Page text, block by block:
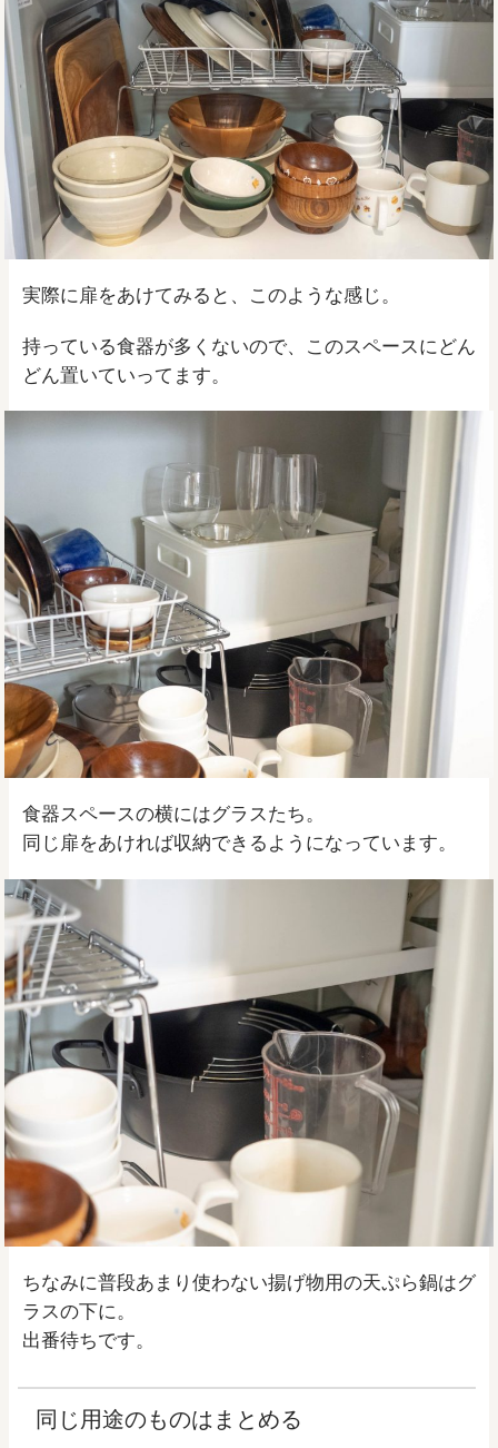
実際に扉をあけてみると、このような感じ。
持っている食器が多くないので、このスペースにどん
どん置いていってます。
食器スペースの横にはグラスたち。
同じ扉をあければ収納できるようになっています。
ちなみに普段あまり使わない揚げ物用の天ぷら鍋はグ
ラスの下に。
出番待ちです。
同じ用途のものはまとめる